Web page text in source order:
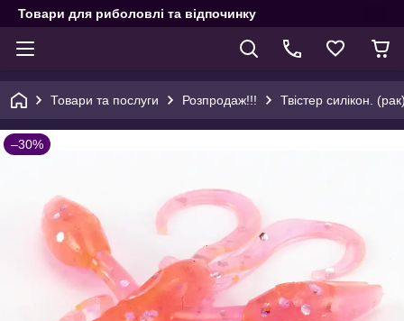
Товари для риболовлі та відпочинку
Товари та послуги Розпродаж!!! Твістер силікон.
–30%